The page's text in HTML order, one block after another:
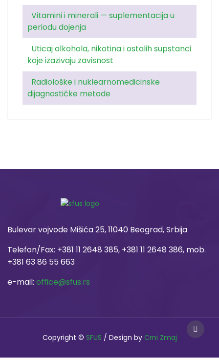
Vitamini i minerali — suplementacija u
periodu dojenja
Uticaj alkohola, nikotina i ostalih supstanci
koje izazivaju zavisnost
Radiološke i nuklearnomedicinske
dijagnostičke metode
Bulevar vojvode Mišića 25, 11040 Beograd, Srbija
Telefon/Fax: +381 11 2648 385, +381 11 2648 386, mob.
+381 63 86 55 663
e-mail: office@sfus.rs
Copyright © SFUS / Design by Crni Zmaj